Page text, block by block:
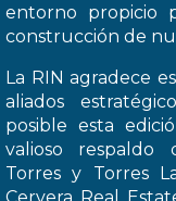
entorno propicio
construcción de
La RIN agradece
aliados
posible esta
valioso respaldo
Torres y Torres
Cervera Real